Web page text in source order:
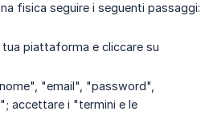
fisica seguire i seguenti passaggi:
piattaforma e cliccare su
"email", "password",
accettare i "termini e le